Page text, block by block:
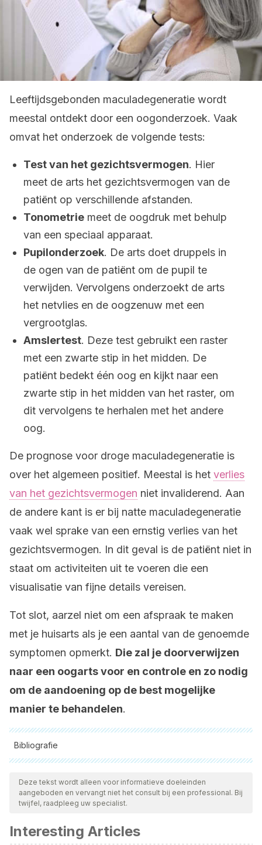
Leeftijdsgebonden maculadegeneratie wordt
meestal ontdekt door een oogonderzoek. Vaak
omvat het onderzoek de volgende tests:
Test van het gezichtsvermogen. Hier
meet de arts het gezichtsvermogen van de
patiënt op verschillende afstanden.
Tonometrie meet de oogdruk met behulp
van een speciaal apparaat.
Pupilonderzoek. De arts doet druppels in
de ogen van de patiënt om de pupil te
verwijden. Vervolgens onderzoekt de arts
het netvlies en de oogzenuw met een
vergrootglas.
Amslertest. Deze test gebruikt een raster
met een zwarte stip in het midden. De
patiënt bedekt één oog en kijkt naar een
zwarte stip in het midden van het raster, om
dit vervolgens te herhalen met het andere
oog.
De prognose voor droge maculadegeneratie is
over het algemeen positief. Meestal is het verlies
van het gezichtsvermogen niet invaliderend. Aan
de andere kant is er bij natte maculadegeneratie
vaak wel sprake van een ernstig verlies van het
gezichtsvermogen. In dit geval is de patiënt niet in
staat om activiteiten uit te voeren die een
visualisatie van fijne details vereisen.
Tot slot, aarzel niet om een afspraak te maken
met je huisarts als je een aantal van de genoemde
symptomen opmerkt. Die zal je doorverwijzen
naar een oogarts voor en controle en zo nodig
om de aandoening op de best mogelijke
manier te behandelen.
Bibliografie
Alle aangehaalde bronnen zijn grondig gecontroleerd door
ons team om hun kwaliteit, betrouwbaarheid, actualiteit en
geldigheid te waarborgen. De bibliografie van dit artikel werd
Mitchell, P., Liew, G., Gopinath, B., & Wong, T. Y. (2018).
Deze tekst wordt alleen voor informatieve doeleinden
aangeboden en vervangt niet het consult bij een professional. Bij
twijfel, raadpleeg uw specialist.
Interesting Articles